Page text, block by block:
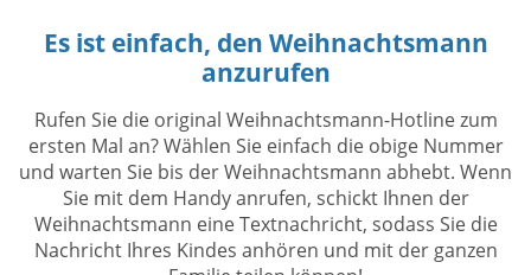
Es ist einfach, den Weihnachtsmann
anzurufen
Rufen Sie die original Weihnachtsmann-Hotline zum
ersten Mal an? Wählen Sie einfach die obige Nummer
und warten Sie bis der Weihnachtsmann abhebt. Wenn
Sie mit dem Handy anrufen, schickt Ihnen der
Weihnachtsmann eine Textnachricht, sodass Sie die
Nachricht Ihres Kindes anhören und mit der ganzen